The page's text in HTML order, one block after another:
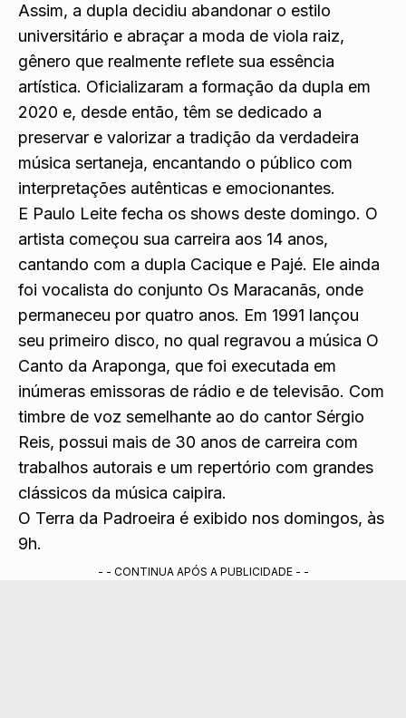
Assim, a dupla decidiu abandonar o estilo
universitário e abraçar a moda de viola raiz,
gênero que realmente reflete sua essência
artística. Oficializaram a formação da dupla em
2020 e, desde então, têm se dedicado a
preservar e valorizar a tradição da verdadeira
música sertaneja, encantando o público com
interpretações autênticas e emocionantes.
E Paulo Leite fecha os shows deste domingo. O
artista começou sua carreira aos 14 anos,
cantando com a dupla Cacique e Pajé. Ele ainda
foi vocalista do conjunto Os Maracanãs, onde
permaneceu por quatro anos. Em 1991 lançou
seu primeiro disco, no qual regravou a música O
Canto da Araponga, que foi executada em
inúmeras emissoras de rádio e de televisão. Com
timbre de voz semelhante ao do cantor Sérgio
Reis, possui mais de 30 anos de carreira com
trabalhos autorais e um repertório com grandes
clássicos da música caipira.
O Terra da Padroeira é exibido nos domingos, às
9h.
- - CONTINUA APÓS A PUBLICIDADE - -